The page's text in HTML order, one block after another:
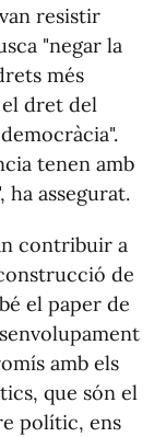
resistir
"negar la
més
dret del
tenen amb
assegurat.
contribuir a
de
el paper de
amb els
que són el
polític, ens